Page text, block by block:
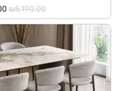
₪5,190.00